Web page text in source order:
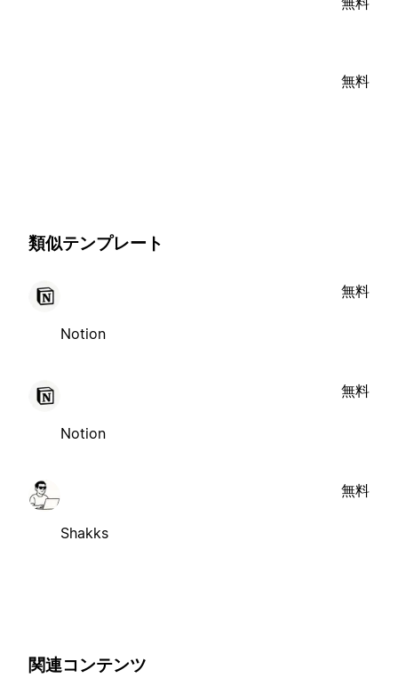
無料
類似テンプレート
Notion
無料
Notion
無料
Shakks
無料
関連コンテンツ